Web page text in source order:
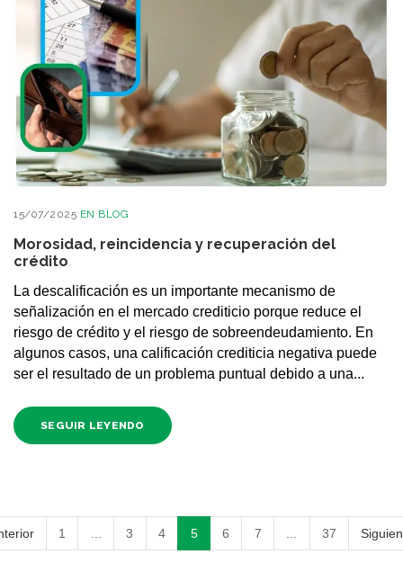
15/07/2025 EN BLOG
Morosidad, reincidencia y recuperación del
crédito
La descalificación es un importante mecanismo de
señalización en el mercado crediticio porque reduce el
riesgo de crédito y el riesgo de sobreendeudamiento. En
algunos casos, una calificación crediticia negativa puede
ser el resultado de un problema puntual debido a una...
SEGUIR LEYENDO
1 3 4 5 6 7 37